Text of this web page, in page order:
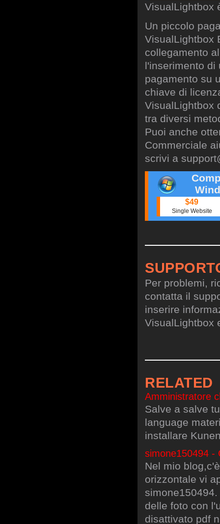
VisualLightbox
Un piccolo
VisualLightbox
collegamento
l'inserimento di
pagamento su
chiave di
VisualLightbox
tra diversi
Puoi anche
Commerciale
scrivi a
$49
Single Website
Per problemi,
contatta il
inserire
VisualLightbox
RELATED
Amministratore
Salve a salve
language
installare
simone150494 -
Nel mio
orizzontale vi
delle foto con
disattivato pdf